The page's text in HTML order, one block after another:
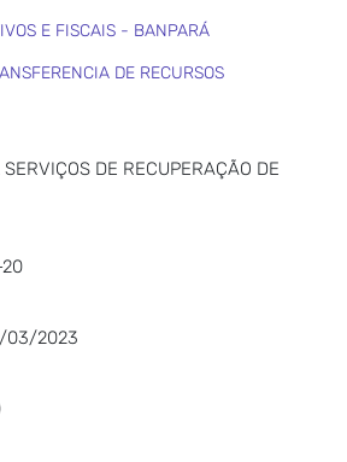
E FISCAIS - BANPARÁ
DE RECURSOS
DE RECUPERAÇÃO DE
03/2023